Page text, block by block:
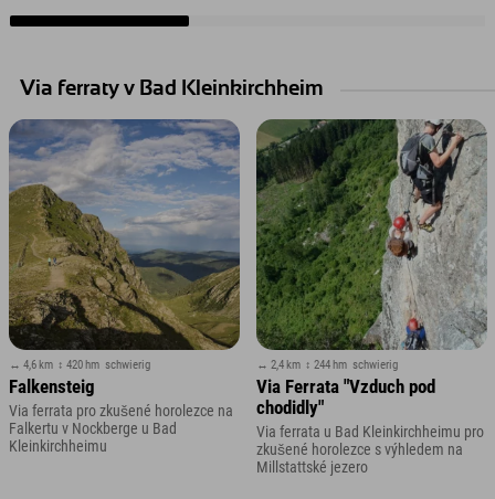
Via ferraty v Bad Kleinkirchheim
↔ 4,6 km ↕ 420 hm schwierig
Falkensteig
Via ferrata pro zkušené horolezce na
Falkertu v Nockberge u Bad
Kleinkirchheimu
↔ 2,4 km ↕ 244 hm schwierig
Via Ferrata "Vzduch pod
chodidly"
Via ferrata u Bad Kleinkirchheimu pro
zkušené horolezce s výhledem na
Millstattské jezero